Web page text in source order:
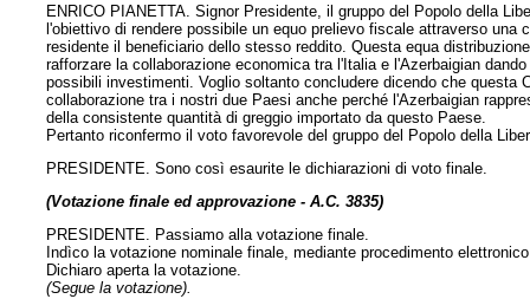
ENRICO PIANETTA. Signor Presidente, il gruppo del Popolo della
l'obiettivo di rendere possibile un equo prelievo fiscale attraverso
residente il beneficiario dello stesso reddito. Questa equa
rafforzare la collaborazione economica tra l'Italia e l'Azerbaigian
possibili investimenti. Voglio soltanto concludere dicendo che questa
collaborazione tra i nostri due Paesi anche perché l'Azerbaigian
della consistente quantità di greggio importato da questo Paese.
Pertanto riconfermo il voto favorevole del gruppo del Popolo della
PRESIDENTE. Sono così esaurite le dichiarazioni di voto finale.
(Votazione finale ed approvazione - A.C. 3835)
PRESIDENTE. Passiamo alla votazione finale.
Indìco la votazione nominale finale, mediante procedimento
Dichiaro aperta la votazione.
(Segue la votazione).